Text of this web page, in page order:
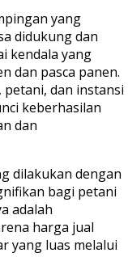
yang
didukung dan
kendala yang
dan pasca panen.
petani, dan instansi
keberhasilan
dan
dilakukan dengan
bagi petani
adalah
harga jual
yang luas melalui